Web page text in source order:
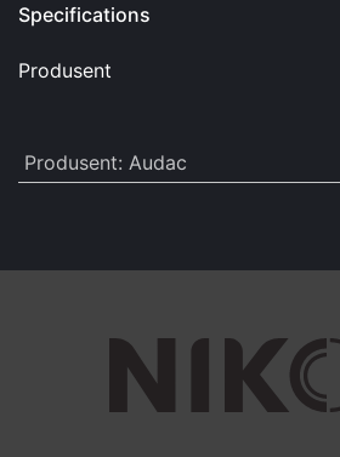
Specifications
Produsent
Produsent: Audac